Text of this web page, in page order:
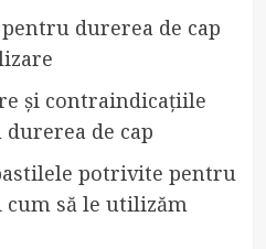
durerea de cap
și contraindicațiile
de cap
potrivite pentru
cum să le utilizăm